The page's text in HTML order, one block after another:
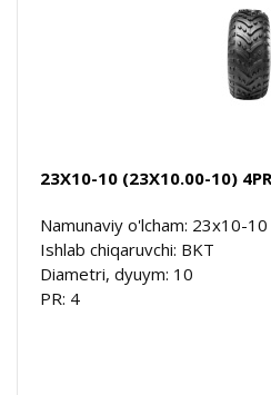
23X10-10 (23X10.00-10)
Namunaviy o'lcham: 23x10-10
Ishlab chiqaruvchi: BKT
Diametri, dyuym: 10
PR: 4